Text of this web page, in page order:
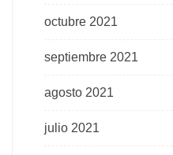
octubre 2021
septiembre 2021
agosto 2021
julio 2021